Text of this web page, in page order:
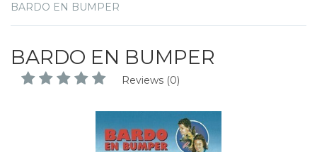
BARDO EN BUMPER
BARDO EN BUMPER
Reviews (0)